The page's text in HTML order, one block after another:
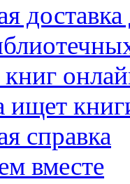
ищет
справка
вместе